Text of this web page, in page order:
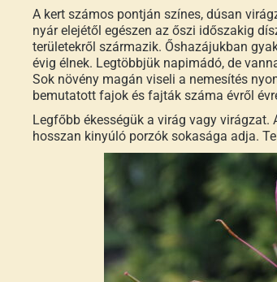
A kert számos pontján színes, dúsan
nyár elejétől egészen az őszi időszakig
területekről származik. Őshazájukban
évig élnek. Legtöbbjük napimádó, de
Sok növény magán viseli a nemesítés
bemutatott fajok és fajták száma évről
Legfőbb ékességük a virág vagy virágzat.
hosszan kinyúló porzók sokasága adja.